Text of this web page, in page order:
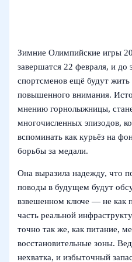
Зимние Олимпийские игры
завершатся 22 февраля, и до
спортсменов ещё будут жить
повышенного внимания.
мнению горнолыжницы,
многочисленных эпизодов,
вспоминать как курьёз на
борьбы за медали.
Она выразила надежду, что
поводы в будущем будут
взвешенном ключе — не как
часть реальной
точно так же, как питание,
восстановительные зоны.
нехватка, и избыточный